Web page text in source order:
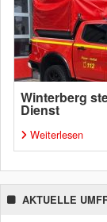
Winterberg
Dienst
Weiterlesen
AKTUELLE